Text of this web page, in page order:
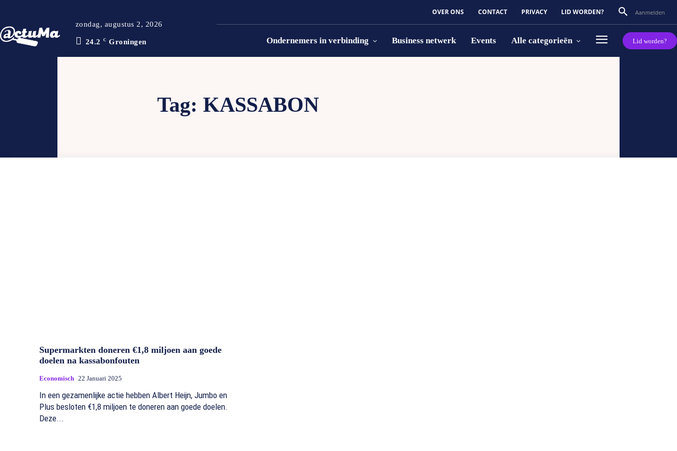
zondag, augustus 2, 2026
24.2 C Groningen
OVER ONS CONTACT PRIVACY LID WORDEN? Aanmelden
Ondernemers in verbinding Business netwerk Events Alle categorieën Lid worden?
Tag:KASSABON
Supermarkten doneren €1,8 miljoen aan goede
doelen na kassabonfouten
Economisch 22 Januari 2025
In een gezamenlijke actie hebben Albert Heijn, Jumbo en
Plus besloten €1,8 miljoen te doneren aan goede doelen.
Deze...